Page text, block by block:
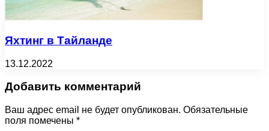
Яхтинг в Тайланде
13.12.2022
Добавить комментарий
Ваш адрес email не будет опубликован. Обязательные
поля помечены *